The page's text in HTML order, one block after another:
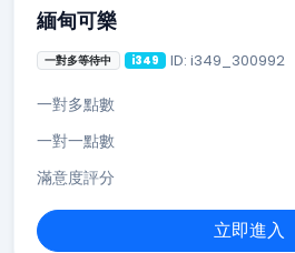
緬甸可樂
一對多等待中 i349 ID: i349_300992
一對多點數
一對一點數
滿意度評分
立即進入